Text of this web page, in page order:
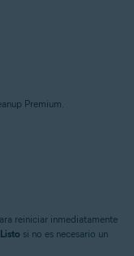
Premium.
reiniciar inmediatamente
Listo si no es necesario un